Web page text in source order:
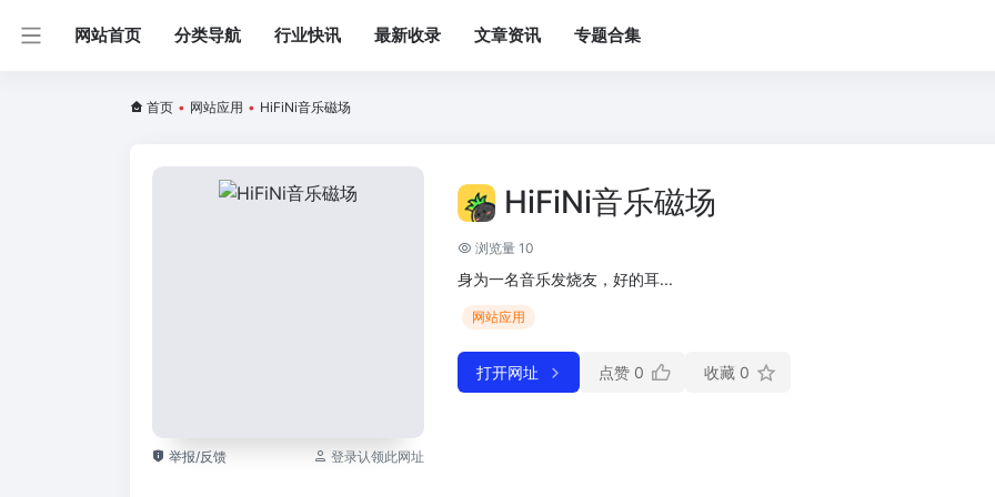
网站首页 分类导航 行业快讯 最新收录 文章资讯 专题合集
首页 • 网站应用 • HiFiNi音乐磁场
举报/反馈 登录认领此网址
HiFiNi音乐磁场
浏览量 10
身为一名音乐发烧友，好的耳...
网站应用
打开网址 点赞 0 收藏 0